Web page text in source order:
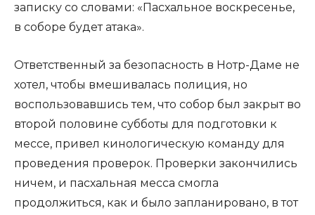
записку со словами: «Пасхальное воскресенье,
в соборе будет атака».
Ответственный за безопасность в Нотр-Даме не
хотел, чтобы вмешивалась полиция, но
воспользовавшись тем, что собор был закрыт во
второй половине субботы для подготовки к
мессе, привел кинологическую команду для
проведения проверок. Проверки закончились
ничем, и пасхальная месса смогла
продолжиться, как и было запланировано, в тот